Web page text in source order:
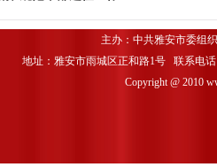
主办：中共雅安市委组
地址：雅安市雨城区正和路1号 联系电
Copyright @ 2010